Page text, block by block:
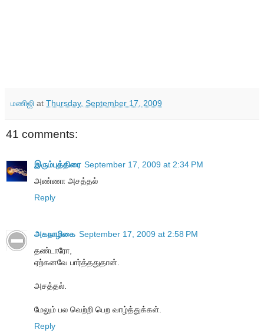
மணிஜி at Thursday, September 17, 2009
41 comments:
இரும்புத்திரை September 17, 2009 at 2:34 PM
அண்ணா அசத்தல்
Reply
அகநாழிகை September 17, 2009 at 2:58 PM
தண்டாரோ,
ஏற்கனவே பார்த்ததுதான்.
அசத்தல்.
மேலும் பல வெற்றி பெற வாழ்த்துக்கள்.
Reply